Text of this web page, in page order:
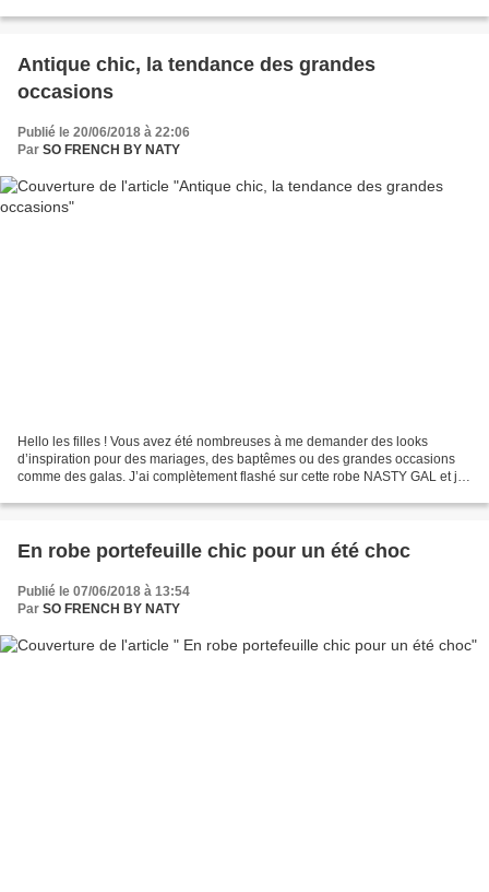
Antique chic, la tendance des grandes
occasions
Publié le 20/06/2018 à 22:06
Par SO FRENCH BY NATY
Hello les filles ! Vous avez été nombreuses à me demander des looks
d’inspiration pour des mariages, des baptêmes ou des grandes occasions
comme des galas. J’ai complètement flashé sur cette robe NASTY GAL et je
En robe portefeuille chic pour un été choc
Publié le 07/06/2018 à 13:54
Par SO FRENCH BY NATY